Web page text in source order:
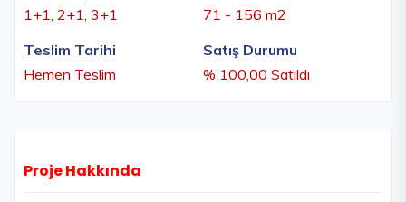
1+1, 2+1, 3+1
71 - 156 m2
Teslim Tarihi
Hemen Teslim
Satış Durumu
% 100,00 Satıldı
Proje Hakkında